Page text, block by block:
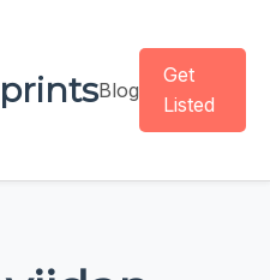
Blog
Get
Listed